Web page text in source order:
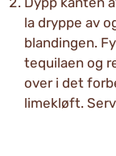
la dryppe av
blandingen.
tequilaen og
over i det
limekløft.